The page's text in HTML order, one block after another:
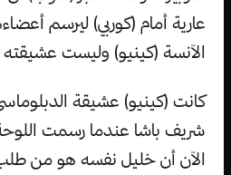
عارية أمام (كوربي) ليرسم
الآنسة (كينيو) وليست
كانت (كينيو) عشيقة
الآن أن خليل نفسه هو من